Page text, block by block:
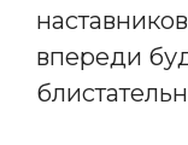
впереди